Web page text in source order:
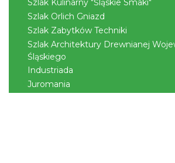
Cieszyn
0.42 km
Szlak Kulinarny "Śląskie Smaki"
Szlak Orlich Gniazd
Szlak Zabytków Techniki
Szlak Architektury Drewnianej
Śląskiego
Industriada
Juromania